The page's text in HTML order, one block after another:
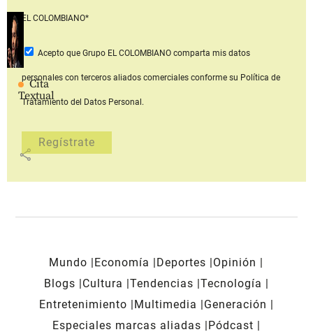
Cita
Textual
share
EL COLOMBIANO*
Acepto que Grupo EL COLOMBIANOcomparta mis datos
personales con terceros aliados comerciales conforme su Política de
Tratamiento del Datos Personal.
Mundo Economía Deportes
Opinión
Blogs
Cultura Tendencias Tecnología
Entretenimiento
Multimedia
Generación
Especiales marcas aliadas
Pódcast